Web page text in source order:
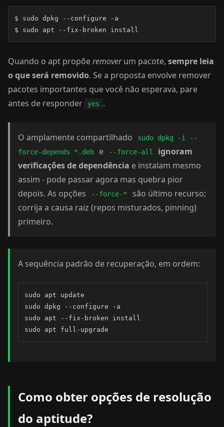
$ sudo dpkg --configure -a
$ sudo apt --fix-broken install
Quando o apt propõeremoverum pacote, sempre leia
o que será removido. Se a proposta envolve remover
pacotes importantes que você não esperava, pare
antes de responder
yes .
O amplamente compartilhado
sudo dpkg -i --
force-depends *.deb
e --force-all
ignoram
verificações de dependência e instalam mesmo
assim - pode passar agora mas quebra pior
depois. As opções
--force-*
são último recurso;
corrija a causa raiz (repos misturados, pinning)
primeiro.
A sequência padrão de recuperação, em ordem:
sudo apt update
sudo dpkg --configure -a
sudo apt --fix-broken install
sudo apt full-upgrade
Como obter opções de resolução
do aptitude?